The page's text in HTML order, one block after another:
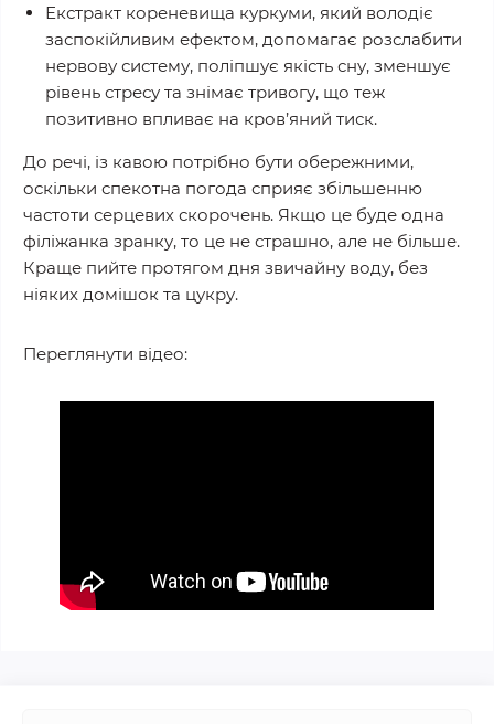
Екстракт кореневища куркуми, який володіє
заспокійливим ефектом, допомагає розслабити
нервову систему, поліпшує якість сну, зменшує
рівень стресу та знімає тривогу, що теж
позитивно впливає на кров’яний тиск.
До речі, із кавою потрібно бути обережними,
оскільки спекотна погода сприяє збільшенню
частоти серцевих скорочень. Якщо це буде одна
філіжанка зранку, то це не страшно, але не більше.
Краще пийте протягом дня звичайну воду, без
ніяких домішок та цукру.
Переглянути відео: